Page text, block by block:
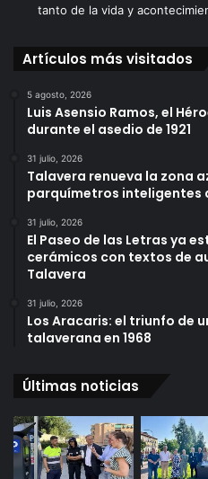
tanto de la vida y
Artículos más visitados
5 agosto, 2026
Luis Asensio Ramos, el
durante el asedio de 1921
31 julio, 2026
Talavera renueva la zona
parquímetros inteligentes
31 julio, 2026
El Paseo de las Letras ya
cerámicos con textos de
Talavera
31 julio, 2026
Los Aracaris: el triunfo de
talaverana en 1968
Últimas noticias